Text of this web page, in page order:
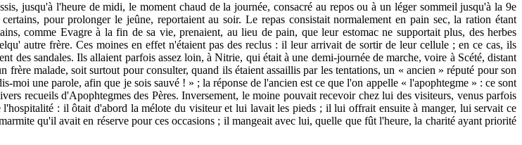
jusqu'à l'heure de midi, le moment chaud de la journée, consacré au repos ou à un léger sommeil jusqu'à la 9e
pour prolonger le jeûne, reportaient au soir. Le repas consistait normalement en pain sec, la ration étant
comme Evagre à la fin de sa vie, prenaient, au lieu de pain, que leur estomac ne supportait plus, des herbes
autre frère. Ces moines en effet n'étaient pas des reclus : il leur arrivait de sortir de leur cellule ; en ce cas, ils
des sandales. Ils allaient parfois assez loin, à Nitrie, qui était à une demi-journée de marche, voire à Scété, distant
malade, soit surtout pour consulter, quand ils étaient assaillis par les tentations, un « ancien » réputé pour son
moi une parole, afin que je sois sauvé ! » ; la réponse de l'ancien est ce que l'on appelle « l'apophtegme » : ce sont
recueils d'Apophtegmes des Pères. Inversement, le moine pouvait recevoir chez lui des visiteurs, venus parfois
: il ôtait d'abord la mélote du visiteur et lui lavait les pieds ; il lui offrait ensuite à manger, lui servait ce
qu'il avait en réserve pour ces occasions ; il mangeait avec lui, quelle que fût l'heure, la charité ayant priorité